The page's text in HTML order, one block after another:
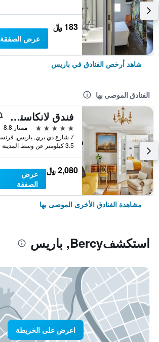
183 ﷼
عرض الصفقة
شاهد أرخص الفنادق في باريس
الفنادق الموصى بها
فندق لانكاستر باريس شانزليزيه
5 نجوم
ممتاز 8.8
7 شارع دي بري, باريس, فرنسا
3.5 كيلومتر عن وسط المدينة
2,080 ﷼
عرض
الصفقة
مشاهدة الفنادق الأخرى الموصى بها
استكشفBercy, باريس
اعرض على الخريطة